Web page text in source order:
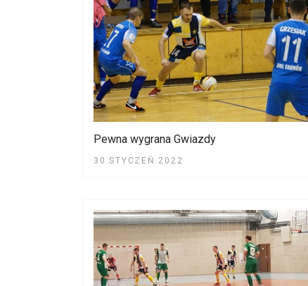
Pewna wygrana Gwiazdy
30 STYCZEŃ 2022